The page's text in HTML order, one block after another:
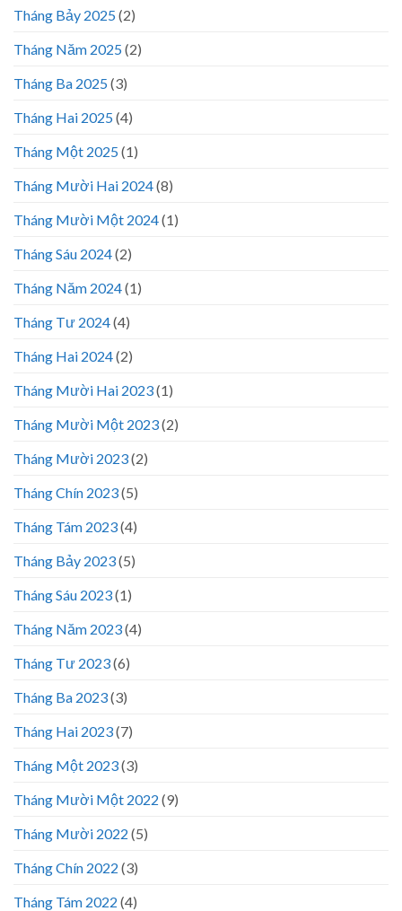
Tháng Bảy 2025(2)
Tháng Năm 2025(2)
Tháng Ba 2025(3)
Tháng Hai 2025(4)
Tháng Một 2025(1)
Tháng Mười Hai 2024(8)
Tháng Mười Một 2024(1)
Tháng Sáu 2024(2)
Tháng Năm 2024(1)
Tháng Tư 2024(4)
Tháng Hai 2024(2)
Tháng Mười Hai 2023(1)
Tháng Mười Một 2023(2)
Tháng Mười 2023(2)
Tháng Chín 2023(5)
Tháng Tám 2023(4)
Tháng Bảy 2023(5)
Tháng Sáu 2023(1)
Tháng Năm 2023(4)
Tháng Tư 2023(6)
Tháng Ba 2023(3)
Tháng Hai 2023(7)
Tháng Một 2023(3)
Tháng Mười Một 2022 (9)
Tháng Mười 2022 (5)
Tháng Chín 2022 (3)
Tháng Tám 2022 (4)